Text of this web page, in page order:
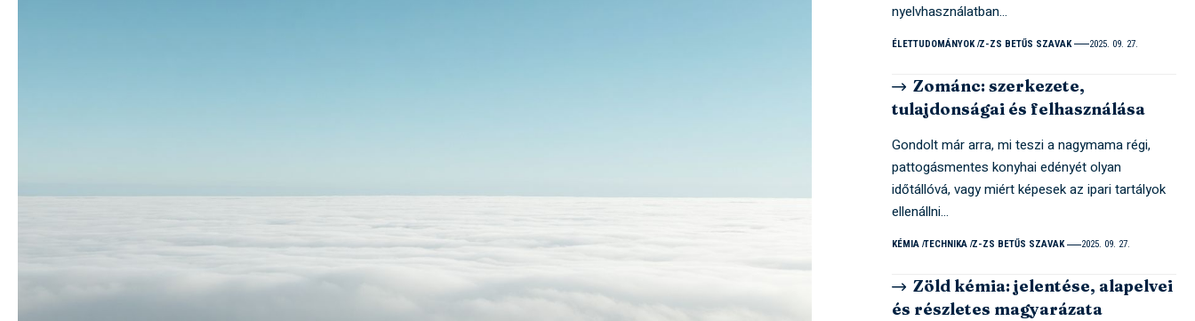
nyelvhasználatban…
ÉLETTUDOMÁNYOK Z-ZS BETŰS SZAVAK 2025. 09. 27.
Zománc: szerkezete,
tulajdonságai és felhasználása
Gondolt már arra, mi teszi a nagymama régi,
pattogásmentes konyhai edényét olyan
időtállóvá, vagy miért képesek az ipari tartályok
ellenállni…
KÉMIA TECHNIKA Z-ZS BETŰS SZAVAK 2025. 09. 27.
Zöld kémia: jelentése, alapelvei
és részletes magyarázata